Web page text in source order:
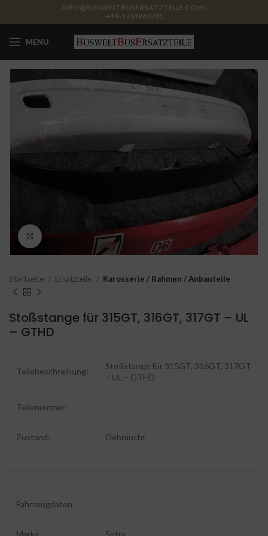
INFO@BUSWELTBUSERSATZTEILE.COM |
+49-1714960701
MENU
Click to enlarge
Startseite Ersatzteile Karosserie / Rahmen / Anbauteile
Stoßstange für 315GT, 316GT, 317GT – UL
– GTHD
Teilebeschreibung:
Stoßstange für 315GT, 316GT, 317GT
– UL – GTHD
Teilenummer:
Zustand: Gebraucht
Fahrzeugdaten:
Marke: Setra